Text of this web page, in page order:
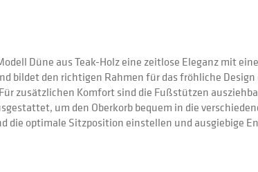
Düne aus Teak-Holz eine zeitlose Eleganz mit
den richtigen Rahmen für das fröhliche
zusätzlichen Komfort sind die Fußstützen
um den Oberkorb bequem in die
die optimale Sitzposition einstellen und ausgiebige